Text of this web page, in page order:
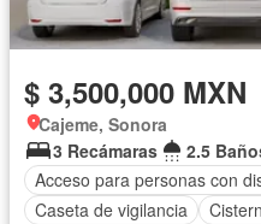
$ 3,500,000 MXN
Cajeme, Sonora
3 Recámaras
2.5
Acceso para personas con
Caseta de vigilancia